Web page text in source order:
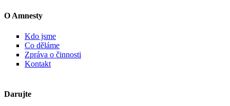
O Amnesty
Kdo jsme
Co děláme
Zpráva o činnosti
Kontakt
Darujte